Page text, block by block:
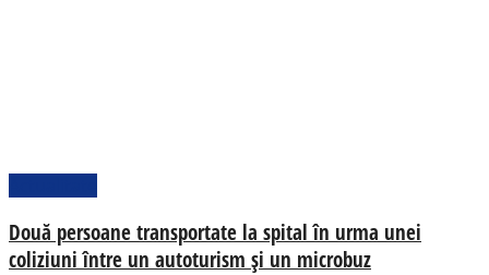
Două persoane transportate la spital în urma unei
coliziuni între un autoturism și un microbuz